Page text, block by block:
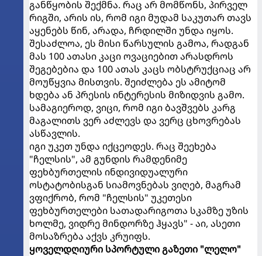
განწყობის შექმნა. რაც არ მომწონს, პირველ
რიგში, არის ის, რომ იგი მუდამ საკუთარ თავს
აყენებს წინ, არადა, ჩრდილში უნდა იყოს.
შესაძლოა, ეს მისი წარსულის გამოა, რადგან
მას 100 ათასი კაცი ოვაციებით არასდროს
შეგებებია და 100 ათას კაცს ობსტრუქციაც არ
მოუწყვია მისთვის. შეიძლება ეს ამიტომ
ხდება ან პრესის ინტერესის მიზიდვის გამო.
სამაგიეროდ, ვიცი, რომ იგი ბავშვებს კარგ
მაგალითს ვერ აძლევს და ვერც ცხოვრებას
ასწავლის.
იგი უკეთ უნდა იქცეოდეს. რაც შეეხება
"ჩელსის", ამ გუნდის რამდენიმე
ფეხბურთელის ინდივიდუალური
ოსტატობისგან სიამოვნებას ვიღებ, მაგრამ
ვფიქრობ, რომ "ჩელსის" უკეთესი
ფეხბურთელები სათადარიგოთა სკამზე უზის
ხოლმე, ვიდრე მინდორზე ჰყავს" - აი, ასეთი
მოსაზრება აქვს კრუიფს.
ყოველდღიური სპორტული გაზეთი "ლელო"